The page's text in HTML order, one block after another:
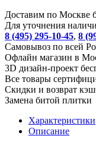
Доставим по Москве
Для уточнения
8 (495) 295-10-45, 8
Cамовывоз по всей
Офлайн магазин в
3D дизайн-проект
Все товары
Скидки и возврат
Замена битой плитки
Характеристики
Описание